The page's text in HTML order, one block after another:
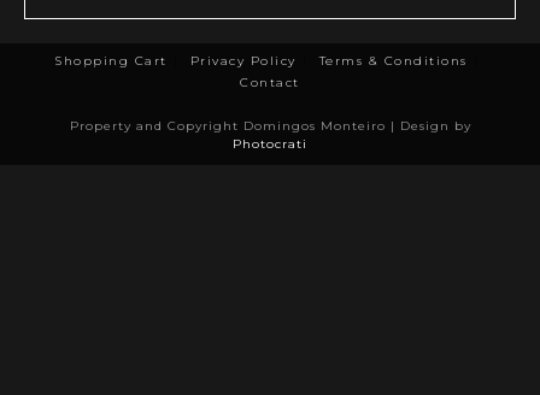
Shopping Cart Privacy Policy
Terms & Conditions
Contact
Property and Copyright Domingos Monteiro | Design by
Photocrati